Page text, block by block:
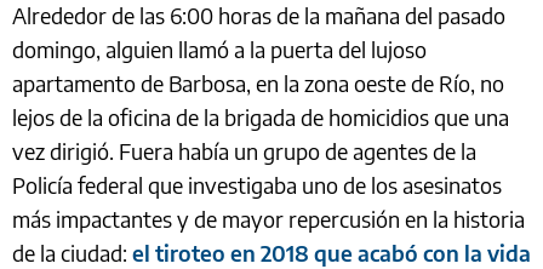
Alrededor de las 6:00 horas de la mañana del pasado
domingo, alguien llamó a la puerta del lujoso
apartamento de Barbosa, en la zona oeste de Río, no
lejos de la oficina de la brigada de homicidios que una
vez dirigió. Fuera había un grupo de agentes de la
Policía federal que investigaba uno de los asesinatos
más impactantes y de mayor repercusión en la historia
de la ciudad: el tiroteo en 2018 que acabó con la vida